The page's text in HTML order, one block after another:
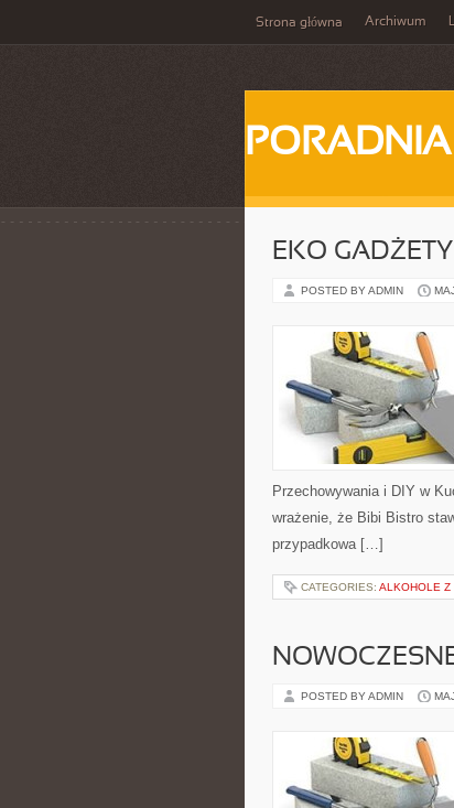
Strona główna Archiwum
PORADNIA
EKO
POSTED BY ADMIN
Przechowywania i DIY w
wrażenie, że Bibi Bistro
przypadkowa […]
CATEGORIES: ALKOHOLE Z
POSTED BY ADMIN